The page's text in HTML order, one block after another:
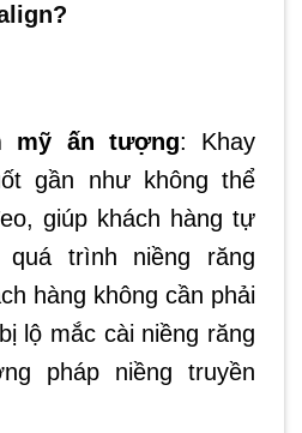
mỹ ấn tượng: Khay
gần như không thể
giúp khách hàng tự
trình niềng răng
hàng không cần phải
lộ mắc cài niềng răng
pháp niềng truyền